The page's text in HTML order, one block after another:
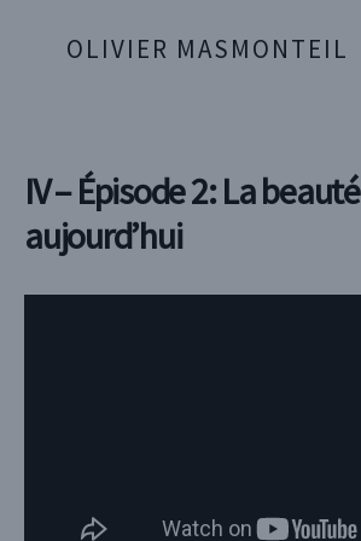
OLIVIER MASMONTEIL
IV – Épisode 2: La beauté
aujourd’hui